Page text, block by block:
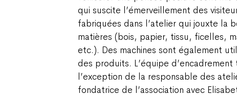
qui suscite l’émerveillement des
fabriquées dans l’atelier qui jouxte la
matières (bois, papier, tissu, ficelles,
etc.). Des machines sont également
des produits. L’équipe
l’exception de la responsable des
fondatrice de l’association avec